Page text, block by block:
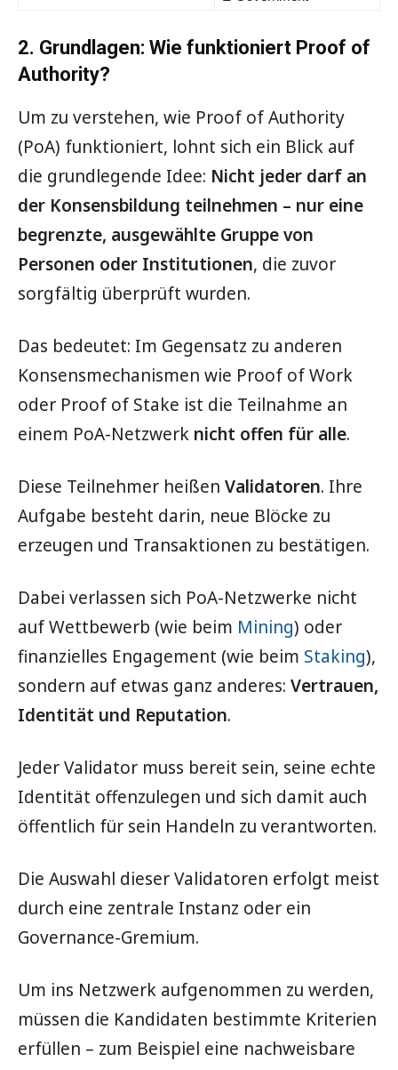
2. Grundlagen: Wie funktioniert Proof of
Authority?
Um zu verstehen, wie Proof of Authority
(PoA) funktioniert, lohnt sich ein Blick auf
die grundlegende Idee: Nicht jeder darf an
der Konsensbildung teilnehmen – nur eine
begrenzte, ausgewählte Gruppe von
Personen oder Institutionen, die zuvor
sorgfältig überprüft wurden.
Das bedeutet: Im Gegensatz zu anderen
Konsensmechanismen wie Proof of Work
oder Proof of Stake ist die Teilnahme an
einem PoA-Netzwerk nicht offen für alle.
Diese Teilnehmer heißen Validatoren. Ihre
Aufgabe besteht darin, neue Blöcke zu
erzeugen und Transaktionen zu bestätigen.
Dabei verlassen sich PoA-Netzwerke nicht
auf Wettbewerb (wie beim Mining) oder
finanzielles Engagement (wie beim Staking),
sondern auf etwas ganz anderes: Vertrauen,
Identität und Reputation.
Jeder Validator muss bereit sein, seine echte
Identität offenzulegen und sich damit auch
öffentlich für sein Handeln zu verantworten.
Die Auswahl dieser Validatoren erfolgt meist
durch eine zentrale Instanz oder ein
Governance-Gremium.
Um ins Netzwerk aufgenommen zu werden,
müssen die Kandidaten bestimmte Kriterien
erfüllen – zum Beispiel eine nachweisbare